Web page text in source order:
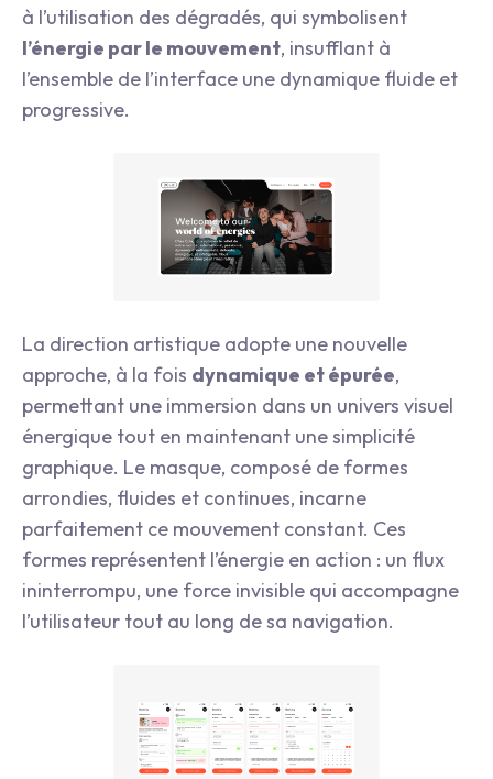
à l’utilisation des dégradés, qui symbolisent
l’énergie par le mouvement, insufflant à
l’ensemble de l’interface une dynamique fluide et
progressive.
La direction artistique adopte une nouvelle
approche, à la fois dynamique et épurée,
permettant une immersion dans un univers visuel
énergique tout en maintenant une simplicité
graphique. Le masque, composé de formes
arrondies, fluides et continues, incarne
parfaitement ce mouvement constant. Ces
formes représentent l’énergie en action : un flux
ininterrompu, une force invisible qui accompagne
l’utilisateur tout au long de sa navigation.